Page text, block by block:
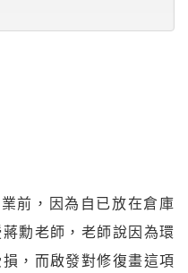
前，因為自已放在倉庫
勳老師，老師說因為環
，而啟發對修復畫這項